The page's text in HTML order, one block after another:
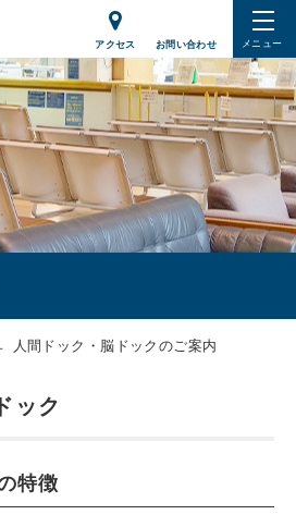
メニュー
アクセス お問い合わせ
人間ドック・脳ドックのご案内
ック
特徴